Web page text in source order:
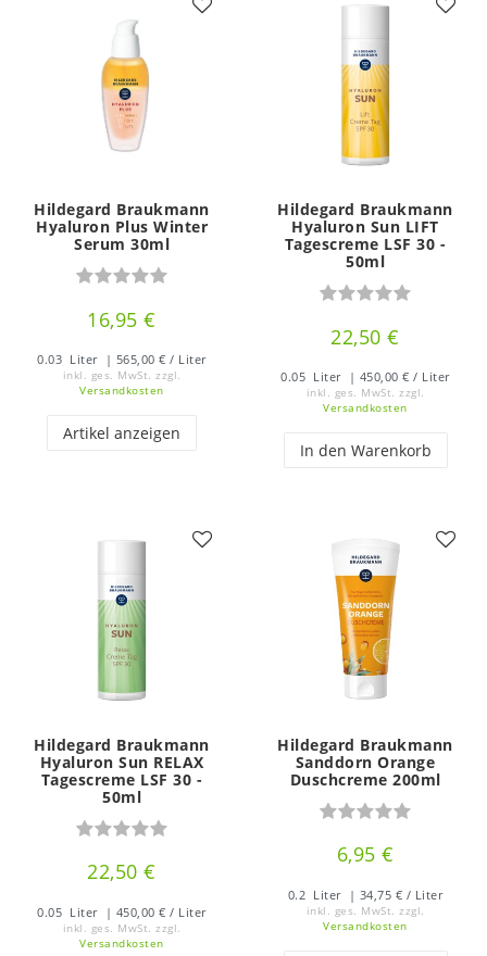
Hildegard Braukmann
Hyaluron Plus Winter
Serum 30ml
16,95 €
0.03 Liter | 565,00 € / Liter
inkl. ges. MwSt. zzgl.
Versandkosten
Artikel anzeigen
Hildegard Braukmann
Hyaluron Sun LIFT
Tagescreme LSF 30 -
50ml
22,50 €
0.05 Liter | 450,00 € / Liter
inkl. ges. MwSt. zzgl.
Versandkosten
In den Warenkorb
Hildegard Braukmann
Hyaluron Sun RELAX
Tagescreme LSF 30 -
50ml
22,50 €
0.05 Liter | 450,00 € / Liter
inkl. ges. MwSt. zzgl.
Versandkosten
Hildegard Braukmann
Sanddorn Orange
Duschcreme 200ml
6,95 €
0.2 Liter | 34,75 € / Liter
inkl. ges. MwSt. zzgl.
Versandkosten